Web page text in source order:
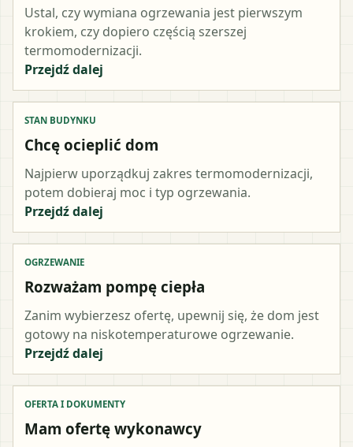
Ustal, czy wymiana ogrzewania jest pierwszym
krokiem, czy dopiero częścią szerszej
termomodernizacji.
Przejdź dalej
STAN BUDYNKU
Chcę ocieplić dom
Najpierw uporządkuj zakres termomodernizacji,
potem dobieraj moc i typ ogrzewania.
Przejdź dalej
OGRZEWANIE
Rozważam pompę ciepła
Zanim wybierzesz ofertę, upewnij się, że dom jest
gotowy na niskotemperaturowe ogrzewanie.
Przejdź dalej
OFERTA I DOKUMENTY
Mam ofertę wykonawcy